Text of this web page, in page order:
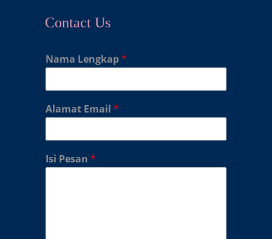
Contact Us
Nama Lengkap*
Alamat Email *
Isi Pesan *